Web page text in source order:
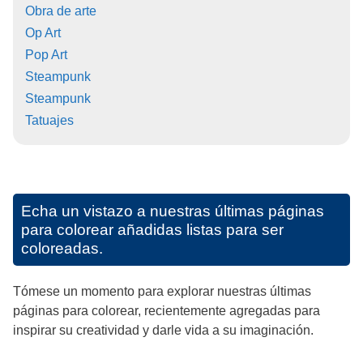
Obra de arte
Op Art
Pop Art
Steampunk
Steampunk
Tatuajes
Echa un vistazo a nuestras últimas páginas
para colorear añadidas listas para ser
coloreadas.
Tómese un momento para explorar nuestras últimas
páginas para colorear, recientemente agregadas para
inspirar su creatividad y darle vida a su imaginación.